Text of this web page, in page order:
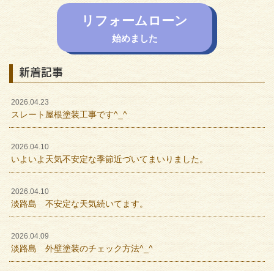
リフォームローン
始めました
新着記事
2026.04.23
スレート屋根塗装工事です^_^
2026.04.10
いよいよ天気不安定な季節近づいてまいりました。
2026.04.10
淡路島 不安定な天気続いてます。
2026.04.09
淡路島 外壁塗装のチェック方法^_^